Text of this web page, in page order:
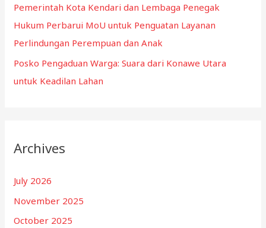
Pemerintah Kota Kendari dan Lembaga Penegak
Hukum Perbarui MoU untuk Penguatan Layanan
Perlindungan Perempuan dan Anak
Posko Pengaduan Warga: Suara dari Konawe Utara
untuk Keadilan Lahan
Archives
July 2026
November 2025
October 2025